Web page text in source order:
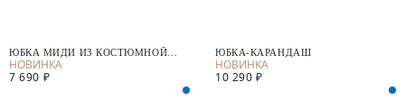
ЮБКА МИДИ ИЗ КОСТЮМНОЙ
ТКАНИ
7 690 ₽
ЮБКА-КАРАНДАШ
10 290 ₽